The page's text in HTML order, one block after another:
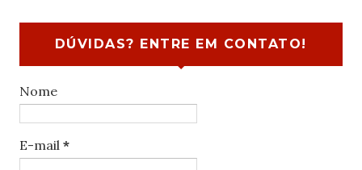
DÚVIDAS? ENTRE EM CONTATO!
Nome
E-mail *